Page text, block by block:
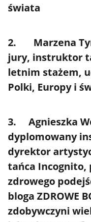
świata
2. Marzena
jury, instruktor
letnim stażem,
Polki, Europy i
3. Agnieszka
dyplomowany
dyrektor
tańca
zdrowego
bloga ZDROWE
zdobywczyni